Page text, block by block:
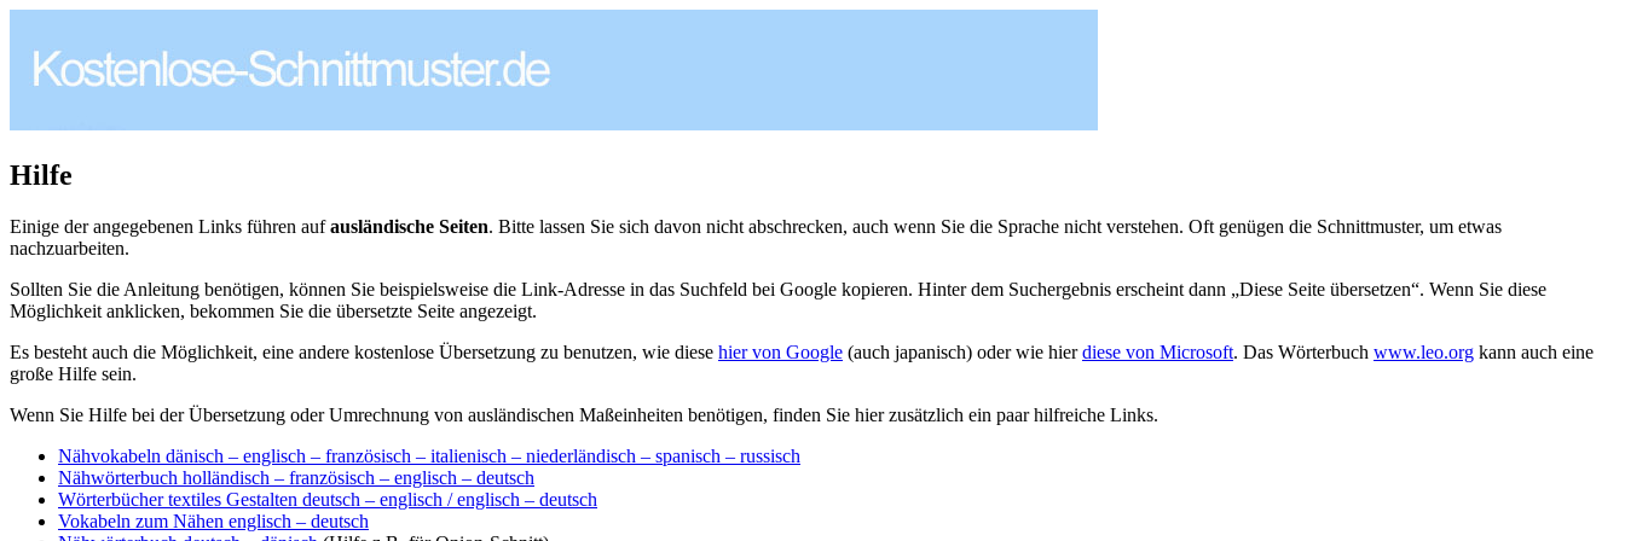
Hilfe
Einige der angegebenen Links führen aufausländische Seiten. Bitte lassen Sie sich davon nicht abschrecken, auch wenn Sie die Sprache nicht verstehen. Oft genügen die Schnittmuster, um etwas
nachzuarbeiten.
Sollten Sie die Anleitung benötigen, können Sie beispielsweise die Link-Adresse in das Suchfeld bei Google kopieren. Hinter dem Suchergebnis erscheint dann „Diese Seite übersetzen“. Wenn Sie diese
Möglichkeit anklicken, bekommen Sie die übersetzte Seite angezeigt.
Es besteht auch die Möglichkeit, eine andere kostenlose Übersetzung zu benutzen, wie diese hier von Google (auch japanisch) oder wie hierdiese von Microsoft. Das Wörterbuch www.leo.org kann auch eine
große Hilfe sein.
Wenn Sie Hilfe bei der Übersetzung oder Umrechnung von ausländischen Maßeinheiten benötigen, finden Sie hier zusätzlich ein paar hilfreiche Links.
Nähvokabeln dänisch – englisch – französisch – italienisch – niederländisch – spanisch – russisch
Nähwörterbuch holländisch – französisch – englisch – deutsch
Wörterbücher textiles Gestalten deutsch – englisch / englisch – deutsch
Vokabeln zum Nähen englisch – deutsch